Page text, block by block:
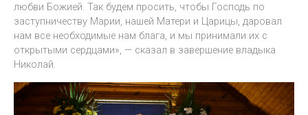
любви Божией. Так будем просить, чтобы Господь по
заступничеству Марии, нашей Матери и Царицы, даровал
нам все необходимые нам блага, и мы принимали их с
открытыми сердцами», — сказал в завершение владыка
Николай.